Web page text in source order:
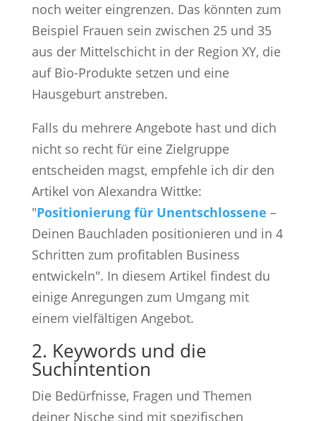
noch weiter eingrenzen. Das könnten zum
Beispiel Frauen sein zwischen 25 und 35
aus der Mittelschicht in der Region XY, die
auf Bio-Produkte setzen und eine
Hausgeburt anstreben.
Falls du mehrere Angebote hast und dich
nicht so recht für eine Zielgruppe
entscheiden magst, empfehle ich dir den
Artikel von Alexandra Wittke:
"Positionierung für Unentschlossene –
Deinen Bauchladen positionieren und in 4
Schritten zum profitablen Business
entwickeln". In diesem Artikel findest du
einige Anregungen zum Umgang mit
einem vielfältigen Angebot.
2. Keywords und die
Suchintention
Die Bedürfnisse, Fragen und Themen
deiner Nische sind mit spezifischen